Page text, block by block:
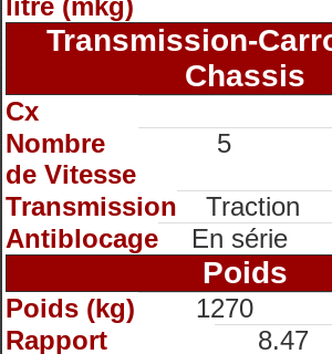
litre (mkg)
Transmission-
Chassis
Cx
Nombre
de Vitesse
5
Transmission Traction
Antiblocage
En série
Poids
Poids (kg) 1270
Rapport
8.47